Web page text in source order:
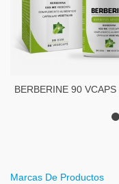
BERBERINE 90 VCAPS
Marcas De Productos